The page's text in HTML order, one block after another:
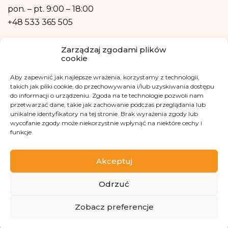
Zarządzaj zgodami plików
cookie
Aby zapewnić jak najlepsze wrażenia, korzystamy z technologii,
takich jak pliki cookie, do przechowywania i/lub uzyskiwania dostępu
do informacji o urządzeniu. Zgoda na te technologie pozwoli nam
przetwarzać dane, takie jak zachowanie podczas przeglądania lub
unikalne identyfikatory na tej stronie. Brak wyrażenia zgody lub
wycofanie zgody może niekorzystnie wpłynąć na niektóre cechy i
funkcje.
Akceptuj
Odrzuć
Zobacz preferencje
również w formie profilowania.
pon. – pt. 9:00 – 18:00
+48 533 365 505
kontakt@fundacjakasisi.pl
Inspektor Danych Osobowych
Klaudia Kwiatkowska
iod@fundacjakasisi.pl